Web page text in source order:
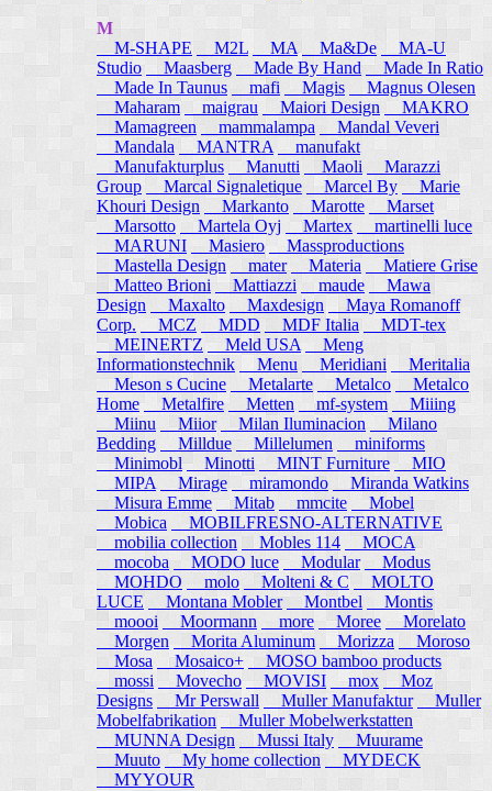
M
M-SHAPE
M2L MA Ma&De
MA-U
Studio
Maasberg Made By Hand
Made In Ratio
Made In Taunus
mafi Magis
Magnus Olesen
Maharam
maigrau Maiori Design
MAKRO
Mamagreen
mammalampa
Mandal Veveri
Mandala
MANTRA
manufakt
Manufakturplus
Manutti Maoli
Marazzi
Group
Marcal Signaletique Marcel By
Marie
Khouri Design
Markanto Marotte
Marset
Marsotto
Martela Oyj Martex
martinelli luce
MARUNI
Masiero
Massproductions
Mastella Design
mater Materia
Matiere Grise
Matteo Brioni
Mattiazzi maude
Mawa
Design
Maxalto Maxdesign
Maya Romanoff
Corp.
MCZ MDD MDF Italia
MDT-tex
MEINERTZ
Meld USA
Meng
Informationstechnik
Menu Meridiani
Meritalia
Meson s Cucine
Metalarte Metalco
Metalco
Home Metalfire Metten mf-system
Miiing
Miinu
Miior Milan Iluminacion
Milano
Bedding
Milldue Millelumen
miniforms
Minimobl Minotti MINT Furniture
MIO
MIPA
Mirage miramondo
Miranda Watkins
Misura Emme
Mitab mmcite
Mobel
Mobica
MOBILFRESNO-ALTERNATIVE
mobilia collection
Mobles 114
MOCA
mocoba
MODO luce Modular
Modus
MOHDO
molo Molteni & C
MOLTO
LUCE
Montana Mobler Montbel
Montis
moooi
Moormann more Moree
Morelato
Morgen
Morita Aluminum Morizza
Moroso
Mosa
Mosaico+
MOSO bamboo products
mossi
Movecho MOVISI mox
Moz
Designs
Mr Perswall Muller Manufaktur
Muller
Mobelfabrikation
Muller Mobelwerkstatten
MUNNA Design
Mussi Italy
Muurame
Muuto My home collection
MYDECK
MYYOUR